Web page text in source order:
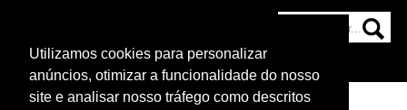
Utilizamos cookies para personalizar
anúncios, otimizar a funcionalidade do nosso
site e analisar nosso tráfego como descritos
NOTÍCIAS